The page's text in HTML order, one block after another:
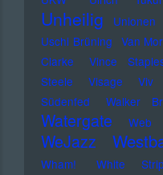
Unheilig Unionen
Uschi Brüning Van
Clarke
Vince
Steele
Visage Viv
Südenfed
Walker
Watergate Web
WeJazz
Wham!
White